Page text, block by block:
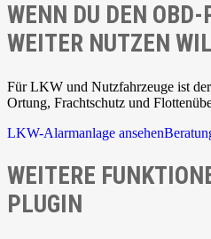
WENN DU DEN
WEITER NUTZEN
Für LKW und Nutzfahrzeuge ist
Ortung, Frachtschutz und
LKW-Alarmanlage ansehen
WEITERE
PLUGIN